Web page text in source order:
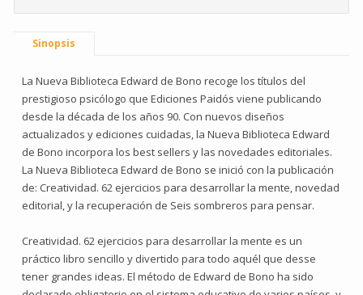
Sinopsis
La Nueva Biblioteca Edward de Bono recoge los títulos del
prestigioso psicólogo que Ediciones Paidós viene publicando
desde la década de los años 90. Con nuevos diseños
actualizados y ediciones cuidadas, la Nueva Biblioteca Edward
de Bono incorpora los best sellers y las novedades editoriales.
La Nueva Biblioteca Edward de Bono se inició con la publicación
de: Creatividad. 62 ejercicios para desarrollar la mente, novedad
editorial, y la recuperación de Seis sombreros para pensar.
Creatividad. 62 ejercicios para desarrollar la mente es un
práctico libro sencillo y divertido para todo aquél que desse
tener grandes ideas. El método de Edward de Bono ha sido